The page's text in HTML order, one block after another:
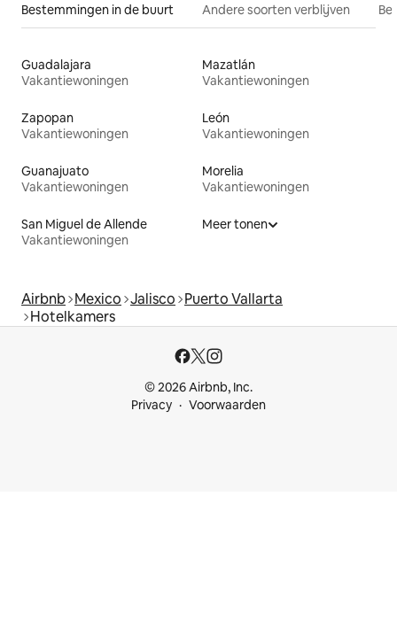
Bestemmingen in de buurt Andere soorten verblijven
Guadalajara
Vakantiewoningen
Mazatlán
Vakantiewoningen
Zapopan
Vakantiewoningen
León
Vakantiewoningen
Guanajuato
Vakantiewoningen
Morelia
Vakantiewoningen
San Miguel de Allende
Vakantiewoningen
Meer tonen
Airbnb Mexico Jalisco Puerto Vallarta
Hotelkamers
© 2026 Airbnb, Inc.
Privacy
Voorwaarden